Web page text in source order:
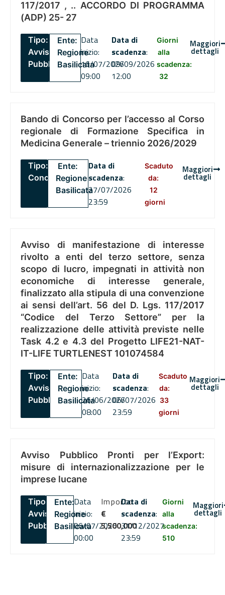
117/2017 , .. ACCORDO DI PROGRAMMA
(ADP) 25- 27
Tipo:
Avviso
Pubblico
Ente:
Regione
Basilicata
Data
inizio:
16/07/2026
09:00
Data di
scadenza:
09/09/2026
12:00
Giorni
alla
scadenza:
32
Maggiori
dettagli
Bando di Concorso per l’accesso al Corso
regionale di Formazione Specifica in
Medicina Generale – triennio 2026/2029
Tipo:
Concorsi
Ente:
Regione
Basilicata
Data di
scadenza:
27/07/2026
23:59
Scaduto
da:
12
giorni
Maggiori
dettagli
Avviso di manifestazione di interesse
rivolto a enti del terzo settore, senza
scopo di lucro, impegnati in attività non
economiche di interesse generale,
finalizzato alla stipula di una convenzione
ai sensi dell’art. 56 del D. Lgs. 117/2017
“Codice del Terzo Settore” per la
realizzazione delle attività previste nelle
Task 4.2 e 4.3 del Progetto LIFE21-NAT-
IT-LIFE TURTLENEST 101074584
Tipo:
Avviso
Pubblico
Ente:
Regione
Basilicata
Data
inizio:
26/06/2026
08:00
Data di
scadenza:
06/07/2026
23:59
Scaduto
da:
33
giorni
Maggiori
dettagli
Avviso Pubblico Pronti per l’Export:
misure di internazionalizzazione per le
imprese lucane
Tipo:
Avviso
Pubblico
Ente:
Regione
Basilicata
Data
inizio:
06/07/2026
00:00
Importo
€
5,500,000
Data di
scadenza:
31/12/2027
23:59
Giorni
alla
scadenza:
510
Maggiori
dettagli